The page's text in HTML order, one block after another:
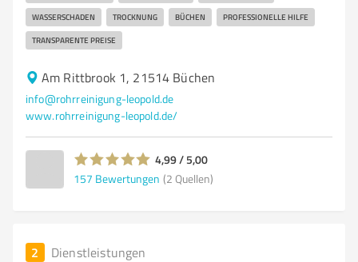
WASSERSCHADEN TROCKNUNG BÜCHEN PROFESSIONELLE HILFE
TRANSPARENTE PREISE
Am Rittbrook 1, 21514 Büchen
info@rohrreinigung-leopold.de
www.rohrreinigung-leopold.de/
4,99 / 5,00
157 Bewertungen (2 Quellen)
2 Dienstleistungen